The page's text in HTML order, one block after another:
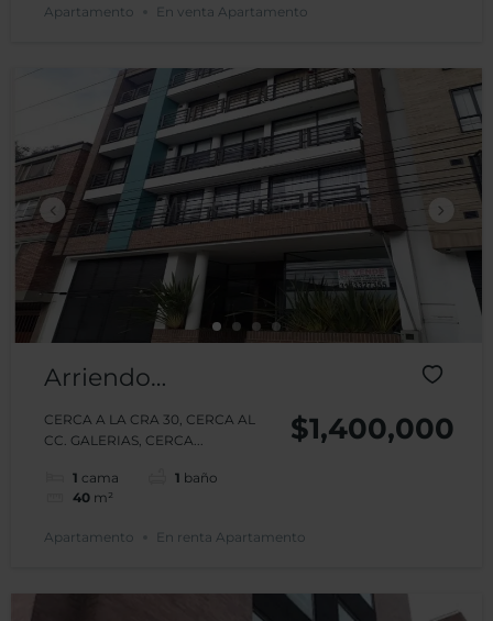
– Santa
Apartamento En venta Apartamento
Arriendo
Apartamento
Pravia Edificio
CERCA A LA CRA 30, CERCA AL
CC. GALERIAS, CERCA...
1 cama 1 baño
40 m²
$1,400,000
Apartamento En renta Apartamento